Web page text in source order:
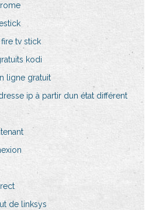
tv stick
kodi
ligne gratuit
ip à partir dun état différent
de linksys